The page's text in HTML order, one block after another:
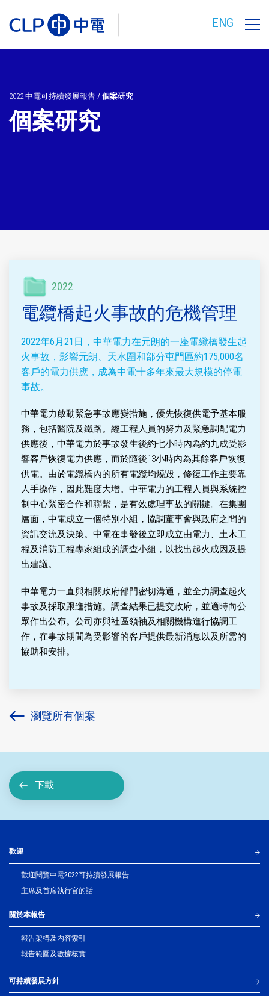
ENG
2022 中電可持續發展報告 / 個案研究
個案研究
2022
電纜橋起火事故的危機管理
2022年6月21日，中華電力在元朗的一座電纜橋發生起
火事故，影響元朗、天水圍和部分屯門區約175,000名
客戶的電力供應，成為中電十多年來最大規模的停電
事故。
中華電力啟動緊急事故應變措施，優先恢復供電予基本服
務，包括醫院及鐵路。經工程人員的努力及緊急調配電力
供應後，中華電力於事故發生後約七小時內為約九成受影
響客戶恢復電力供應，而於隨後13小時內為其餘客戶恢復
供電。由於電纜橋內的所有電纜均燒毀，修復工作主要靠
人手操作，因此難度大增。中華電力的工程人員與系統控
制中心緊密合作和聯繫，是有效處理事故的關鍵。在集團
層面，中電成立一個特別小組，協調董事會與政府之間的
資訊交流及決策。中電在事發後立即成立由電力、土木工
程及消防工程專家組成的調查小組，以找出起火成因及提
出建議。
中華電力一直與相關政府部門密切溝通，並全力調查起火
事故及採取跟進措施。調查結果已提交政府，並適時向公
眾作出公布。公司亦與社區領袖及相關機構進行協調工
作，在事故期間為受影響的客戶提供最新消息以及所需的
協助和安排。
瀏覽所有個案
下載
歡迎
歡迎閱覽中電2022可持續發展報告
主席及首席執行官的話
關於本報告
報告架構及內容索引
報告範圍及數據核實
可持續發展方針